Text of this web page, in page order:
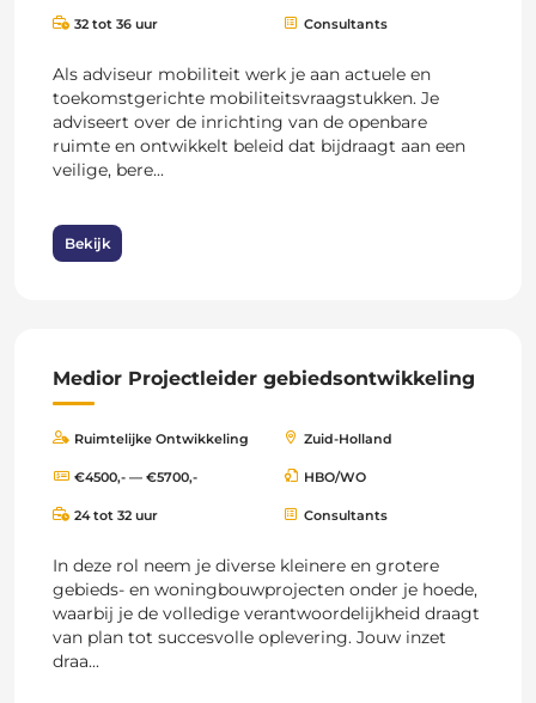
32 tot 36 uur Consultants
Als adviseur mobiliteit werk je aan actuele en
toekomstgerichte mobiliteitsvraagstukken. Je
adviseert over de inrichting van de openbare
ruimte en ontwikkelt beleid dat bijdraagt aan een
veilige, bere...
Bekijk
Medior Projectleider gebiedsontwikkeling
Ruimtelijke Ontwikkeling Zuid-Holland
€4500,- — €5700,- HBO/WO
24 tot 32 uur Consultants
In deze rol neem je diverse kleinere en grotere
gebieds- en woningbouwprojecten onder je hoede,
waarbij je de volledige verantwoordelijkheid draagt
van plan tot succesvolle oplevering. Jouw inzet
draa...